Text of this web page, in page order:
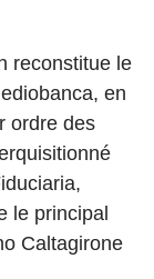
reconstitue le
en
ordre des
le principal
Caltagirone